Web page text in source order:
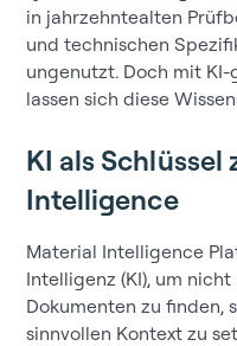
in jahrzehntealten
und technischen
ungenutzt. Doch mit
lassen sich diese
KI als Schlüssel
Intelligence
Material Intelligence
Intelligenz (KI), um
Dokumenten zu finden,
sinnvollen Kontext zu